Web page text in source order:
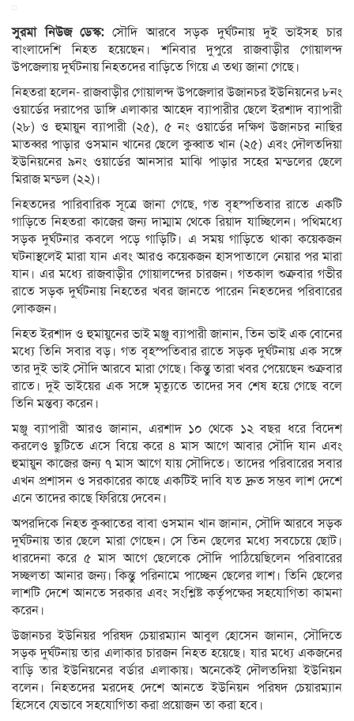
সুরমা নিউজ ডেস্ক: সৌদি আরবে সড়ক দুর্ঘটনায় দুই ভাইসহ চার
বাংলাদেশি নিহত হয়েছেন। শনিবার দুপুরে রাজবাড়ীর গোয়ালন্দ
উপজেলায় দুর্ঘটনায় নিহতদের বাড়িতে গিয়ে এ তথ্য জানা গেছে।
নিহতরা হলেন- রাজবাড়ীর গোয়ালন্দ উপজেলার উজানচর ইউনিয়নের ৮নং
ওয়ার্ডের দরাপের ডাঙ্গি এলাকার আহেদ ব্যাপারীর ছেলে ইরশাদ ব্যাপারী
(২৮) ও হুমায়ুন ব্যাপারী (২৫), ৫ নং ওয়ার্ডের দক্ষিণ উজানচর নাছির
মাতব্বর পাড়ার ওসমান খানের ছেলে কুব্বাত খান (২৫) এবং দৌলতদিয়া
ইউনিয়নের ৯নং ওয়ার্ডের আনসার মাঝি পাড়ার সহের মন্ডলের ছেলে
মিরাজ মন্ডল (২২)।
নিহতদের পারিবারিক সূত্রে জানা গেছে, গত বৃহস্পতিবার রাতে একটি
গাড়িতে নিহতরা কাজের জন্য দাম্মাম থেকে রিয়াদ যাচ্ছিলেন। পথিমধ্যে
সড়ক দুর্ঘটনার কবলে পড়ে গাড়িটি। এ সময় গাড়িতে থাকা কয়েকজন
ঘটনাস্থলেই মারা যান এবং আরও কয়েকজন হাসপাতালে নেয়ার পর মারা
যান। এর মধ্যে রাজবাড়ীর গোয়ালন্দের চারজন। গতকাল শুক্রবার গভীর
রাতে সড়ক দুর্ঘটনায় নিহতের খবর জানতে পারেন নিহতদের পরিবারের
লোকজন।
নিহত ইরশাদ ও হুমায়ুনের ভাই মঞ্জু ব্যাপারী জানান, তিন ভাই এক বোনের
মধ্যে তিনি সবার বড়। গত বৃহস্পতিবার রাতে সড়ক দুর্ঘটনায় এক সঙ্গে
তার দুই ভাই সৌদি আরবে মারা গেছে। কিন্তু তারা খবর পেয়েছেন শুক্রবার
রাতে। দুই ভাইয়ের এক সঙ্গে মৃত্যুতে তাদের সব শেষ হয়ে গেছে বলে
তিনি মন্তব্য করেন।
মঞ্জু ব্যাপারী আরও জানান, এরশাদ ১০ থেকে ১২ বছর ধরে বিদেশ
করলেও ছুটিতে এসে বিয়ে করে ৪ মাস আগে আবার সৌদি যান এবং
হুমায়ুন কাজের জন্য ৭ মাস আগে যায় সৌদিতে। তাদের পরিবারের সবার
এখন প্রশাসন ও সরকারের কাছে একটিই দাবি যত দ্রুত সম্ভব লাশ দেশে
এনে তাদের কাছে ফিরিয়ে দেবেন।
অপরদিকে নিহত কুব্বাতের বাবা ওসমান খান জানান, সৌদি আরবে সড়ক
দুর্ঘটনায় তার ছেলে মারা গেছেন। সে তিন ছেলের মধ্যে সবচেয়ে ছোট।
ধারদেনা করে ৫ মাস আগে ছেলেকে সৌদি পাঠিয়েছিলেন পরিবারের
সচ্ছলতা আনার জন্য। কিন্তু পরিনামে পাচ্ছেন ছেলের লাশ। তিনি ছেলের
লাশটি দেশে আনতে সরকার এবং সংশ্লিষ্ট কর্তৃপক্ষের সহযোগিতা কামনা
করেন।
উজানচর ইউনিয়র পরিষদ চেয়ারম্যান আবুল হোসেন জানান, সৌদিতে
সড়ক দুর্ঘটনায় তার এলাকার চারজন নিহত হয়েছে। যার মধ্যে একজনের
বাড়ি তার ইউনিয়নের বর্ডার এলাকায়। অনেকেই দৌলতদিয়া ইউনিয়ন
বলেন। নিহতদের মরদেহ দেশে আনতে ইউনিয়ন পরিষদ চেয়ারম্যান
হিসেবে যেভাবে সহযোগিতা করা প্রয়োজন তা করা হবে।